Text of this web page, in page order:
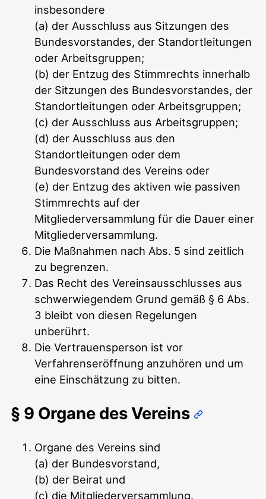
insbesondere
(a) der Ausschluss aus Sitzungen des
Bundesvorstandes, der Standortleitungen
oder Arbeitsgruppen;
(b) der Entzug des Stimmrechts innerhalb
der Sitzungen des Bundesvorstandes, der
Standortleitungen oder Arbeitsgruppen;
(c) der Ausschluss aus Arbeitsgruppen;
(d) der Ausschluss aus den
Standortleitungen oder dem
Bundesvorstand des Vereins oder
(e) der Entzug des aktiven wie passiven
Stimmrechts auf der
Mitgliederversammlung für die Dauer einer
Mitgliederversammlung.
Die Maßnahmen nach Abs. 5 sind zeitlich
zu begrenzen.
Das Recht des Vereinsausschlusses aus
schwerwiegendem Grund gemäß § 6 Abs.
3 bleibt von diesen Regelungen
unberührt.
Die Vertrauensperson ist vor
Verfahrenseröffnung anzuhören und um
eine Einschätzung zu bitten.
§ 9 Organe des Vereins
Organe des Vereins sind
(a) der Bundesvorstand,
(b) der Beirat und
(c) die Mitgliederversammlung.